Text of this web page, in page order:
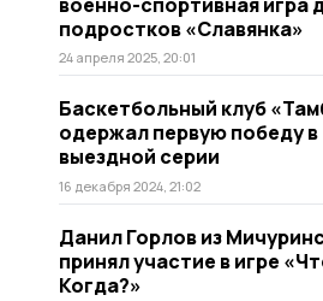
подростков «Славянка»
24 апреля 2025, 20:01
Баскетбольный клуб
одержал первую победу в
выездной серии
16 декабря 2024, 21:02
Данил Горлов из
принял участие в игре
Когда?»